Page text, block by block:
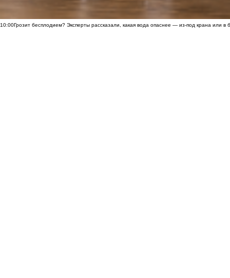
10:00Грозит бесплодием? Эксперты рассказали, какая вода опаснее — из-под крана или в